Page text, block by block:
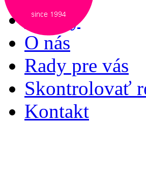
Služby
O nás
Rady pre vás
Skontrolovať
Kontakt